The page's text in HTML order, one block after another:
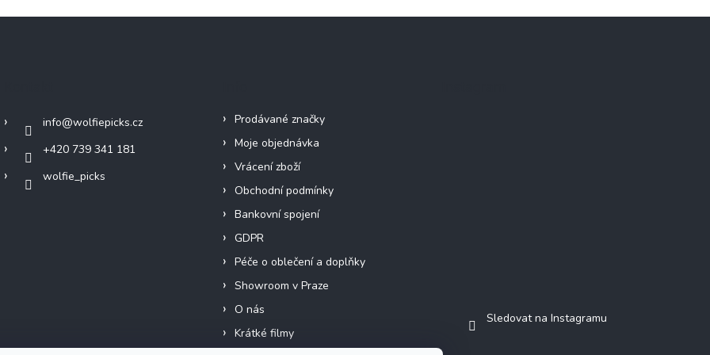
info@wolfiepicks.cz
+420 739 341 181
wolfie_picks
Prodávané značky
Moje objednávka
Vrácení zboží
Obchodní podmínky
Bankovní spojení
GDPR
Péče o oblečení a doplňky
Showroom v Praze
O nás
Krátké filmy
Sledovat na Instagramu